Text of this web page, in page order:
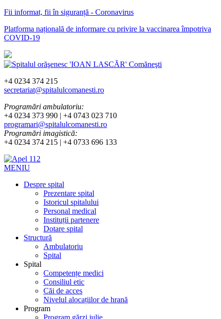
Fii informat, fii în siguranță - Coronavirus
Platforma națională de informare cu privire la vaccinarea împotriva
COVID-19
+4 0234 374 215
secretariat@spitalulcomanesti.ro
Programări ambulatoriu:
+4 0234 373 990 | +4 0743 023 710
programari@spitalulcomanesti.ro
Programări imagistică:
+4 0234 374 215 | +4 0733 696 133
MENIU
Despre spital
Prezentare spital
Istoricul spitalului
Personal medical
Instituții partenere
Dotare spital
Structură
Ambulatoriu
Spital
Spital
Competențe medici
Consiliul etic
Căi de acces
Nivelul alocațiilor de hrană
Program
Program gărzi iulie